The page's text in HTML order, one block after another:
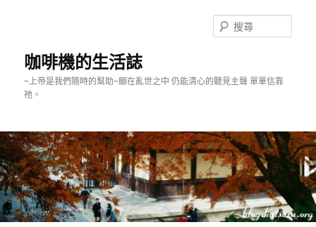
咖啡機的生活誌
~上帝是我們隨時的幫助~願在亂世之中 仍能清心的聽見主聲 單單信靠
祂。
尋